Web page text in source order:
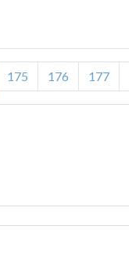
175 176 177